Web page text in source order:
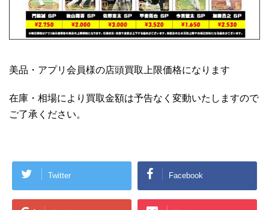
美品・アプリ会員様の店頭買取上限価格になります
在庫・相場により買取金額は予告なく変動いたしますので
ご了承ください。
Twitter Facebook